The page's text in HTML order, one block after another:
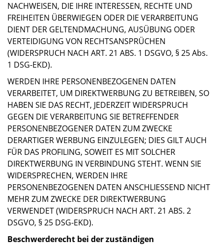
NACHWEISEN, DIE IHRE INTERESSEN, RECHTE UND
FREIHEITEN ÜBERWIEGEN ODER DIE VERARBEITUNG
DIENT DER GELTENDMACHUNG, AUSÜBUNG ODER
VERTEIDIGUNG VON RECHTSANSPRÜCHEN
(WIDERSPRUCH NACH ART. 21 ABS. 1 DSGVO, § 25 Abs.
1 DSG-EKD).
WERDEN IHRE PERSONENBEZOGENEN DATEN
VERARBEITET, UM DIREKTWERBUNG ZU BETREIBEN, SO
HABEN SIE DAS RECHT, JEDERZEIT WIDERSPRUCH
GEGEN DIE VERARBEITUNG SIE BETREFFENDER
PERSONENBEZOGENER DATEN ZUM ZWECKE
DERARTIGER WERBUNG EINZULEGEN; DIES GILT AUCH
FÜR DAS PROFILING, SOWEIT ES MIT SOLCHER
DIREKTWERBUNG IN VERBINDUNG STEHT. WENN SIE
WIDERSPRECHEN, WERDEN IHRE
PERSONENBEZOGENEN DATEN ANSCHLIESSEND NICHT
MEHR ZUM ZWECKE DER DIREKTWERBUNG
VERWENDET (WIDERSPRUCH NACH ART. 21 ABS. 2
DSGVO, § 25 DSG-EKD).
Beschwerderecht bei der zuständigen